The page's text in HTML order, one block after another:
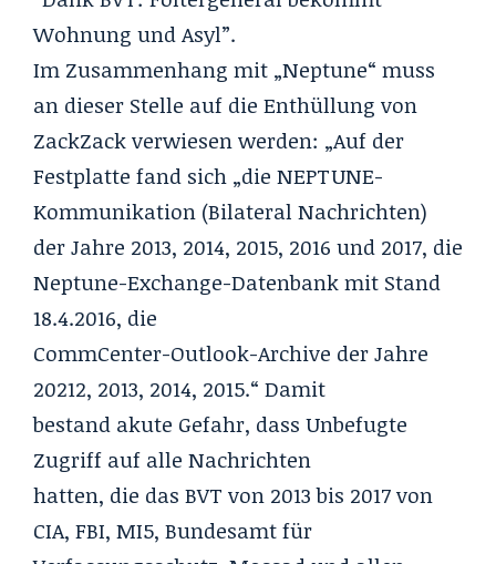
Wohnung und Asyl”.
Im Zusammenhang mit „Neptune“ muss
an dieser Stelle auf die Enthüllung von
ZackZack verwiesen werden: „Auf der
Festplatte fand sich „die NEPTUNE-
Kommunikation (Bilateral Nachrichten)
der Jahre 2013, 2014, 2015, 2016 und 2017, die
Neptune-Exchange-Datenbank mit Stand
18.4.2016, die
CommCenter-Outlook-Archive der Jahre
20212, 2013, 2014, 2015.“ Damit
bestand akute Gefahr, dass Unbefugte
Zugriff auf alle Nachrichten
hatten, die das BVT von 2013 bis 2017 von
CIA, FBI, MI5, Bundesamt für